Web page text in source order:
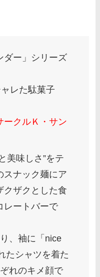
ダー」シリーズ
レた駄菓子
ークルＫ・サン
美味しさ”をテ
スナック麺にア
クザクとした食
レートバーで
、袖に「nice
たシャツを着た
れのキメ顔で